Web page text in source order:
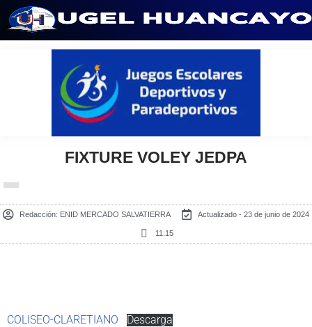
FIXTURE VOLEY JEDPA
Redacción: ENID MERCADO SALVATIERRA Actualizado - 23 de junio de 2024
11:15
COLISEO-CLARETIANO
Descarga